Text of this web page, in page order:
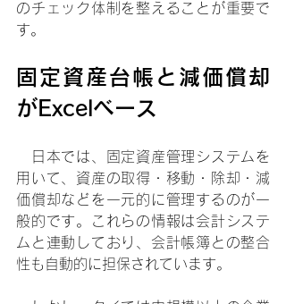
のチェック体制を整えることが重要で
す。
固定資産台帳と減価償却
がExcelベース
日本では、固定資産管理システムを
用いて、資産の取得・移動・除却・減
価償却などを一元的に管理するのが一
般的です。これらの情報は会計システ
ムと連動しており、会計帳簿との整合
性も自動的に担保されています。